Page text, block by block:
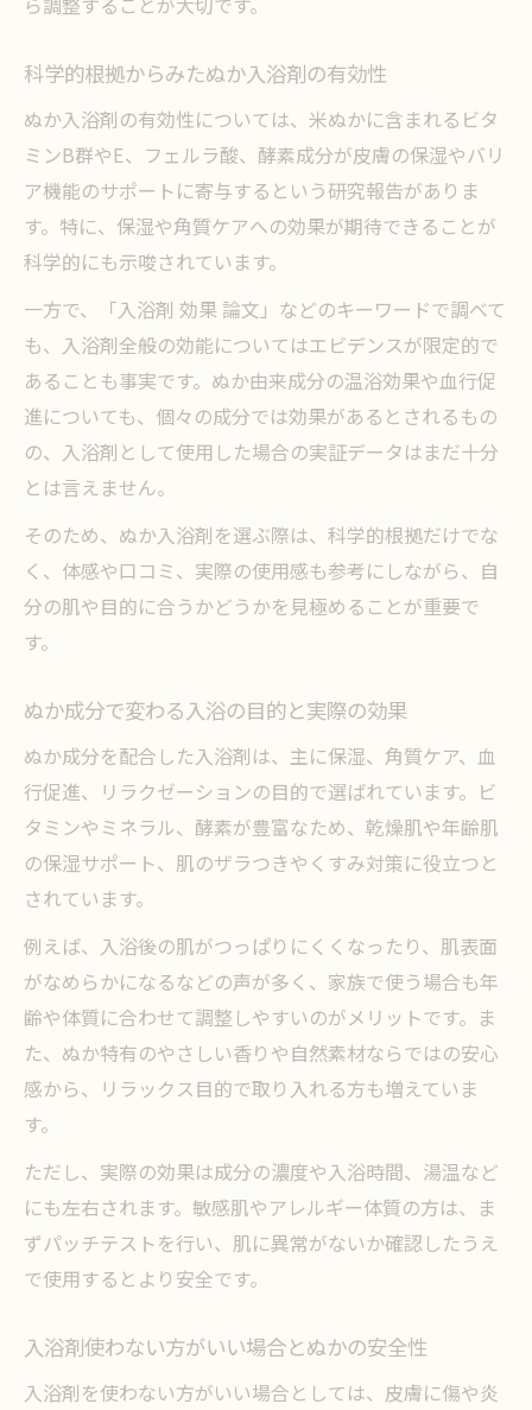
科学的根拠からみたぬか入浴剤の有効性
ぬか入浴剤の有効性については、米ぬかに含まれるビタ
ミンB群やE、フェルラ酸、酵素成分が皮膚の保湿やバリ
ア機能のサポートに寄与するという研究報告がありま
す。特に、保湿や角質ケアへの効果が期待できることが
科学的にも示唆されています。
一方で、「入浴剤 効果 論文」などのキーワードで調べて
も、入浴剤全般の効能についてはエビデンスが限定的で
あることも事実です。ぬか由来成分の温浴効果や血行促
進についても、個々の成分では効果があるとされるもの
の、入浴剤として使用した場合の実証データはまだ十分
とは言えません。
そのため、ぬか入浴剤を選ぶ際は、科学的根拠だけでな
く、体感や口コミ、実際の使用感も参考にしながら、自
分の肌や目的に合うかどうかを見極めることが重要で
す。
ぬか成分で変わる入浴の目的と実際の効果
ぬか成分を配合した入浴剤は、主に保湿、角質ケア、血
行促進、リラクゼーションの目的で選ばれています。ビ
タミンやミネラル、酵素が豊富なため、乾燥肌や年齢肌
の保湿サポート、肌のザラつきやくすみ対策に役立つと
されています。
例えば、入浴後の肌がつっぱりにくくなったり、肌表面
がなめらかになるなどの声が多く、家族で使う場合も年
齢や体質に合わせて調整しやすいのがメリットです。ま
た、ぬか特有のやさしい香りや自然素材ならではの安心
感から、リラックス目的で取り入れる方も増えていま
す。
ただし、実際の効果は成分の濃度や入浴時間、湯温など
にも左右されます。敏感肌やアレルギー体質の方は、ま
ずパッチテストを行い、肌に異常がないか確認したうえ
で使用するとより安全です。
入浴剤使わない方がいい場合とぬかの安全性
入浴剤を使わない方がいい場合としては、皮膚に傷や炎